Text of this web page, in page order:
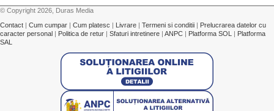
© Copyright 2026, Duras Media
Contact | Cum cumpar | Cum platesc | Livrare | Termeni si conditii | Prelucrarea datelor cu
caracter personal | Politica de retur | Sfaturi intretinere | ANPC | Platforma SOL | Platforma
SAL